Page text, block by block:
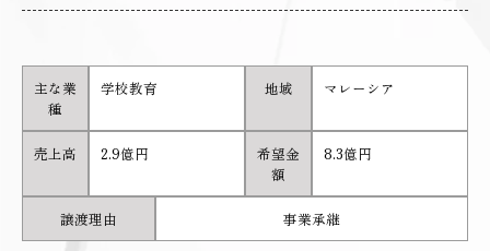
主な業
種
学校教育 地域 マレーシア
売上高 2.9億円
希望金
額
8.3億円
譲渡理由 事業承継